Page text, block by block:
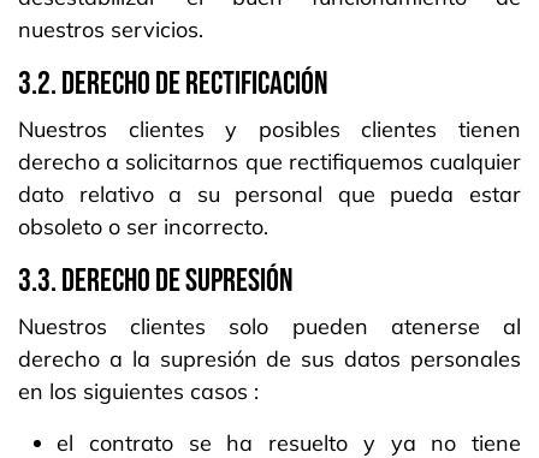
nuestros servicios.
3.2. DERECHO DE RECTIFICACIÓN
Nuestros clientes y posibles clientes tienen
derecho a solicitarnos que rectifiquemos cualquier
dato relativo a su personal que pueda estar
obsoleto o ser incorrecto.
3.3. DERECHO DE SUPRESIÓN
Nuestros clientes solo pueden atenerse al
derecho a la supresión de sus datos personales
en los siguientes casos :
el contrato se ha resuelto y ya no tiene